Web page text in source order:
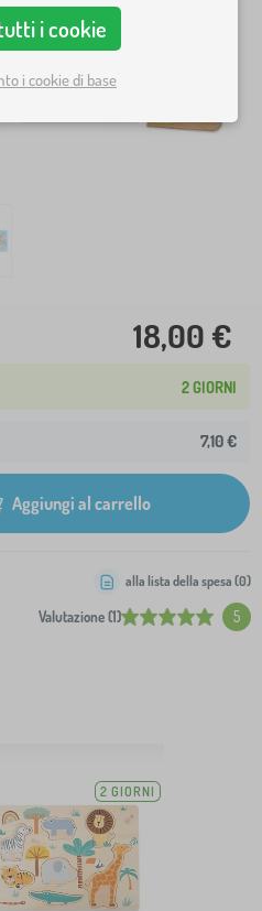
18,00 €
2 GIORNI
7,10 €
Aggiungi al carrello
Valutazione (1) 5
alla lista della spesa (0)
2 GIORNI
i cookie
i cookie di base